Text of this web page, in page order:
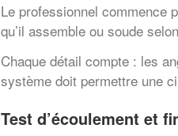
Le professionnel commence
qu’il assemble ou soude
Chaque détail compte : les
système doit permettre une
Test d’écoulement et